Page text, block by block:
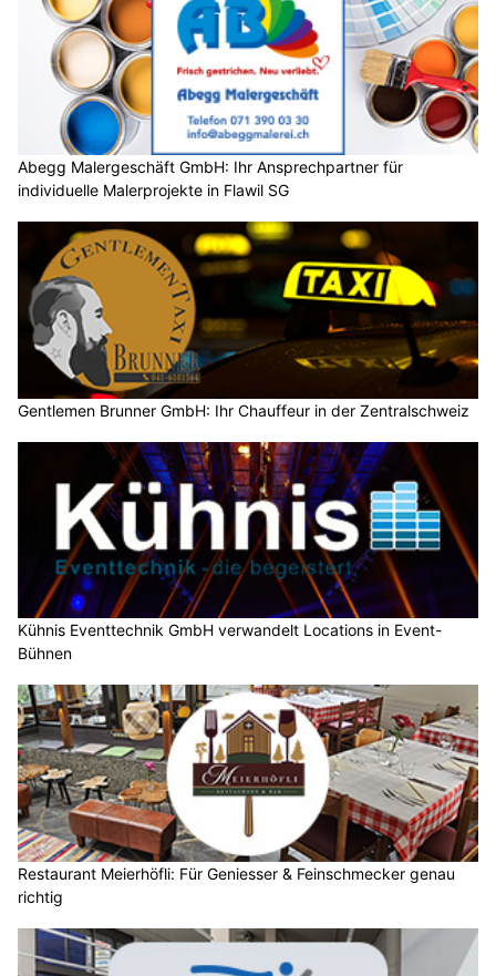
Abegg Malergeschäft GmbH: Ihr Ansprechpartner für
individuelle Malerprojekte in Flawil SG
Gentlemen Brunner GmbH: Ihr Chauffeur in der Zentralschweiz
Kühnis Eventtechnik GmbH verwandelt Locations in Event-
Bühnen
Restaurant Meierhöfli: Für Geniesser & Feinschmecker genau
richtig